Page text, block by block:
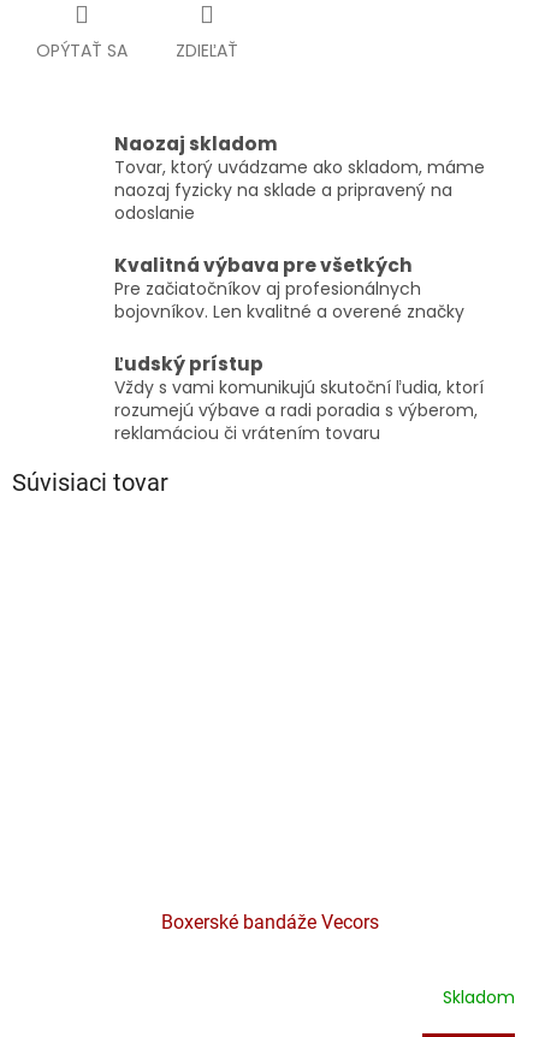
OPÝTAŤ SA ZDIEĽAŤ
Naozaj skladom
Tovar, ktorý uvádzame ako skladom, máme
naozaj fyzicky na sklade a pripravený na
odoslanie
Kvalitná výbava pre všetkých
Pre začiatočníkov aj profesionálnych
bojovníkov. Len kvalitné a overené značky
Ľudský prístup
Vždy s vami komunikujú skutoční ľudia, ktorí
rozumejú výbave a radi poradia s výberom,
reklamáciou či vrátením tovaru
Súvisiaci tovar
Boxerské bandáže Vecors
Skladom